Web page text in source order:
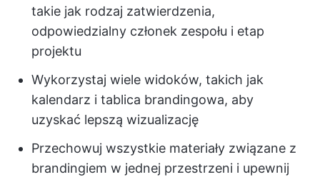
takie jak rodzaj zatwierdzenia,
odpowiedzialny członek zespołu i etap
projektu
Wykorzystaj wiele widoków, takich jak
kalendarz i tablica brandingowa, aby
uzyskać lepszą wizualizację
Przechowuj wszystkie materiały związane z
brandingiem w jednej przestrzeni i upewnij